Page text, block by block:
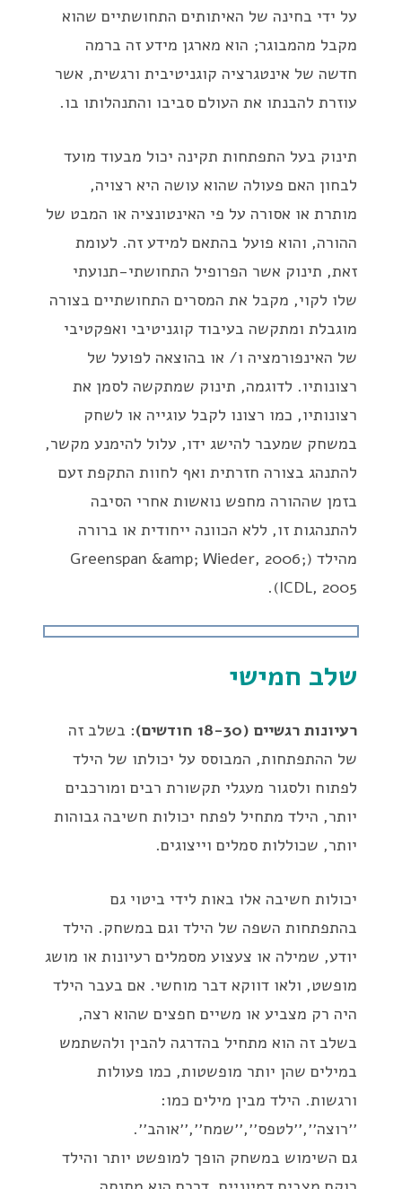
על ידי בחינה של האיתותים התחושתיים שהוא
מקבל מהמבוגר; הוא מארגן מידע זה ברמה
חדשה של אינטגרציה קוגניטיבית ורגשית, אשר
עוזרת להבנתו את העולם סביבו והתנהלותו בו.
תינוק בעל התפתחות תקינה יכול מבעוד מועד
לבחון האם פעולה שהוא עושה היא רצויה,
מותרת או אסורה על פי האינטונציה או המבט של
ההורה, והוא פועל בהתאם למידע זה. לעומת
זאת, תינוק אשר הפרופיל התחושתי-תנועתי
שלו לקוי, מקבל את המסרים התחושתיים בצורה
מוגבלת ומתקשה בעיבוד קוגניטיבי ואפקטיבי
של האינפורמציה ו/ או בהוצאה לפועל של
רצונותיו. לדוגמה, תינוק שמתקשה לסמן את
רצונותיו, כמו רצונו לקבל עוגייה או לשחק
במשחק שמעבר להישג ידו, עלול להימנע מקשר,
להתנהג בצורה חזרתית ואף לחוות התקפת זעם
בזמן שההורה מחפש נואשות אחרי הסיבה
להתנהגות זו, ללא הכוונה ייחודית או ברורה
מהילד (Greenspan &amp; Wieder, 2006;
ICDL, 2005).
שלב חמישי
רעיונות רגשיים (18-30 חודשים)
: בשלב זה
של ההתפתחות, המבוסס על יכולתו של הילד
לפתוח ולסגור מעגלי תקשורת רבים ומורכבים
יותר, הילד מתחיל לפתח יכולות חשיבה גבוהות
יותר, שכוללות סמלים וייצוגים.
יכולות חשיבה אלו באות לידי ביטוי גם
בהתפתחות השפה של הילד וגם במשחק. הילד
יודע, שמילה או צעצוע מסמלים רעיונות או מושג
מופשט, ולאו דווקא דבר מוחשי. אם בעבר הילד
היה רק מצביע או משיים חפצים שהוא רצה,
בשלב זה הוא מתחיל בהדרגה להבין ולהשתמש
במילים שהן יותר מופשטות, כמו פעולות
ורגשות. הילד מבין מילים כמו:
׳׳רוצה׳׳,׳׳לטפס׳׳,׳׳שמח׳׳,׳׳אוהב׳׳.
גם השימוש במשחק הופך למופשט יותר והילד